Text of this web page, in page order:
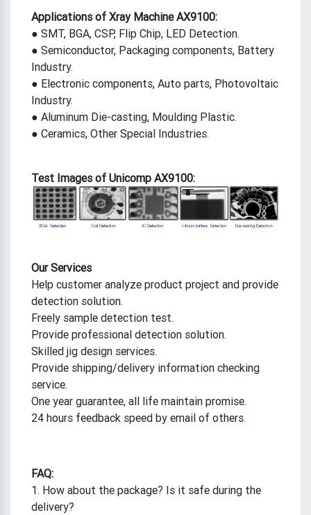
Applications of ​Xray Machine AX9100:
● SMT, BGA, CSP, Flip Chip, LED Detection.
● Semiconductor, Packaging components, Battery
Industry.
● Electronic components, Auto parts, Photovoltaic
Industry.
● Aluminum Die-casting, Moulding Plastic.
● Ceramics, Other Special Industries.
Test Images of ​Unicomp AX9100:
Our Services
Help customer analyze product project and provide
detection solution.
Freely sample detection test.
Provide professional detection solution.
Skilled jig design services.
Provide shipping/delivery information checking
service.
One year guarantee, all life maintain promise.
24 hours feedback speed by email of others.
FAQ:
1. How about the package? Is it safe during the
delivery?